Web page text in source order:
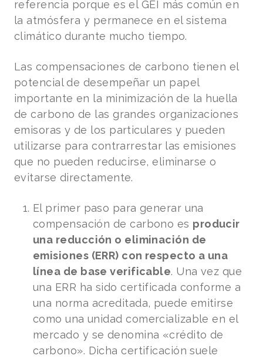
referencia porque es el GEI más común en
la atmósfera y permanece en el sistema
climático durante mucho tiempo.
Las compensaciones de carbono tienen el
potencial de desempeñar un papel
importante en la minimización de la huella
de carbono de las grandes organizaciones
emisoras y de los particulares y pueden
utilizarse para contrarrestar las emisiones
que no pueden reducirse, eliminarse o
evitarse directamente.
El primer paso para generar una
compensación de carbono es producir
una reducción o eliminación de
emisiones (ERR) con respecto a una
línea de base verificable. Una vez que
una ERR ha sido certificada conforme a
una norma acreditada, puede emitirse
como una unidad comercializable en el
mercado y se denomina «crédito de
carbono». Dicha certificación suele